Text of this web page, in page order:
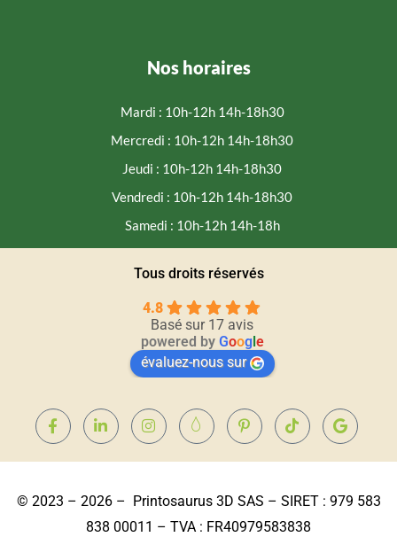
Nos horaires
Mardi : 10h-12h 14h-18h30
Mercredi : 10h-12h 14h-18h30
Jeudi : 10h-12h 14h-18h30
Vendredi : 10h-12h 14h-18h30
Samedi : 10h-12h 14h-18h
Tous droits réservés
4.8
Basé sur 17 avis
powered by Googl e
évaluez-nous sur
© 2023 – 2026 – Printosaurus 3D SAS – SIRET : 979 583
838 00011 – TVA : FR40979583838